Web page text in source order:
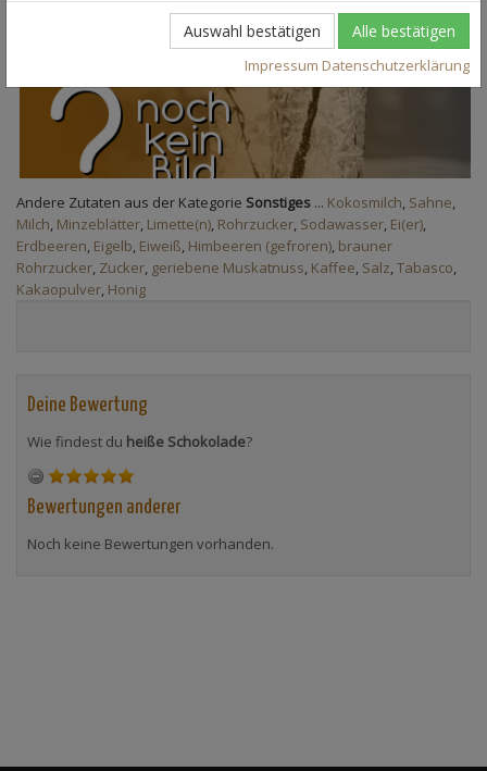
12
Andere Zutaten aus der Kategorie Sonstiges ... Kokosmilch, Sahne,
Milch, Minzeblätter, Limette(n), Rohrzucker, Sodawasser, Ei(er),
Erdbeeren, Eigelb, Eiweiß, Himbeeren (gefroren), brauner
Rohrzucker, Zucker, geriebene Muskatnuss, Kaffee, Salz,Tabasco,
Kakaopulver, Honig
Deine Bewertung
Wie findest du heiße Schokolade?
Bewertungen anderer
Noch keine Bewertungen vorhanden.
Auswahl bestätigen Alle bestätigen
Impressum Datenschutzerklärung